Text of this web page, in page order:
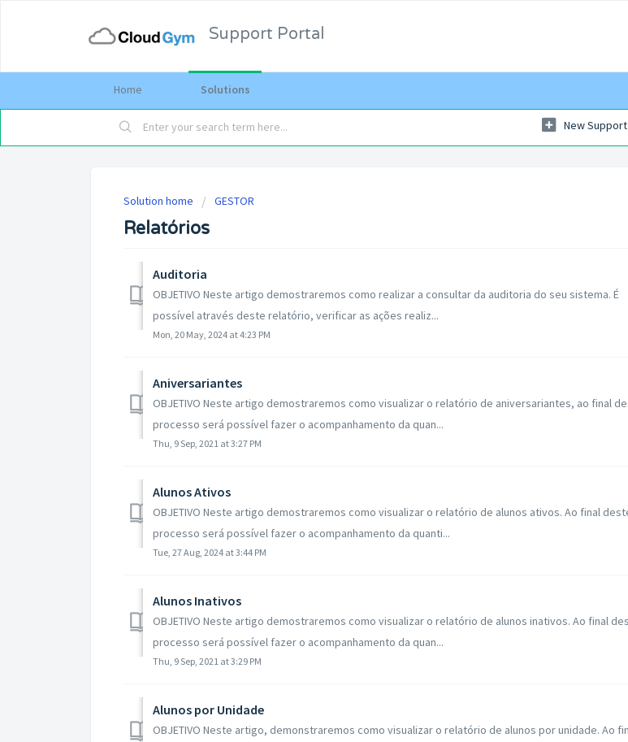
Support Portal
Home Solutions
New
Solution home GESTOR
Relatórios
Auditoria
OBJETIVO Neste artigo demostraremos como realizar a consultar da auditoria do seu sistema. É
possível através deste relatório, verificar as ações realiz...
Mon, 20 May, 2024 at 4:23 PM
Aniversariantes
OBJETIVO Neste artigo demostraremos como visualizar o relatório de aniversariantes, ao final
processo será possível fazer o acompanhamento da quan...
Thu, 9 Sep, 2021 at 3:27 PM
Alunos Ativos
OBJETIVO Neste artigo demostraremos como visualizar o relatório de alunos ativos. Ao final
processo será possível fazer o acompanhamento da quanti...
Tue, 27 Aug, 2024 at 3:44 PM
Alunos Inativos
OBJETIVO Neste artigo demostraremos como visualizar o relatório de alunos inativos. Ao final
processo será possível fazer o acompanhamento da quan...
Thu, 9 Sep, 2021 at 3:29 PM
Alunos por Unidade
OBJETIVO Neste artigo, demonstraremos como visualizar o relatório de alunos por unidade. Ao